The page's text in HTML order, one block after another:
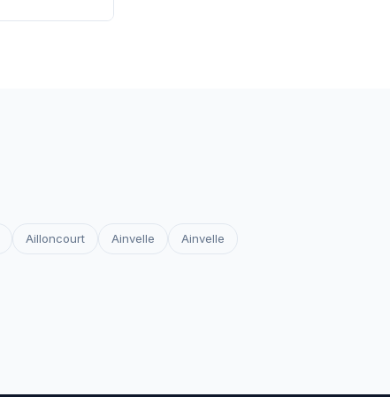
Ailloncourt Ainvelle Ainvelle